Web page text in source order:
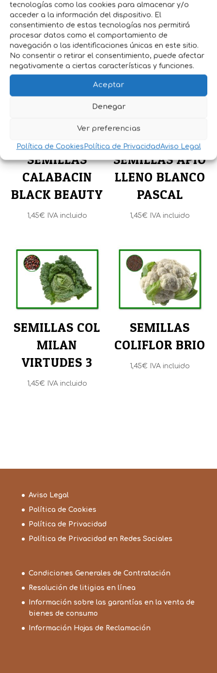
tecnologías como las cookies para almacenar y/o
acceder a la información del dispositivo. El
consentimiento de estas tecnologías nos permitirá
procesar datos como el comportamiento de
navegación o las identificaciones únicas en este sitio.
No consentir o retirar el consentimiento, puede afectar
negativamente a ciertas características y funciones.
Aceptar
Denegar
Ver preferencias
Política de Cookies Política de PrivacidadAviso Legal
Cosecha:
A partir de 5 o 6 Meses.
Productos relacionados
SEMILLAS
CALABACIN
BLACK BEAUTY
1,45€ IVA incluido
SEMILLAS APIO
LLENO BLANCO
PASCAL
1,45€ IVA incluido
SEMILLAS COL
MILAN
VIRTUDES 3
1,45€ IVA incluido
SEMILLAS
COLIFLOR BRIO
1,45€ IVA incluido
Aviso Legal
Política de Cookies
Política de Privacidad
Política de Privacidad en Redes Sociales
Condiciones Generales de Contratación
Resolución de litigios en línea
Información sobre las garantías en la venta de
bienes de consumo
Información Hojas de Reclamación